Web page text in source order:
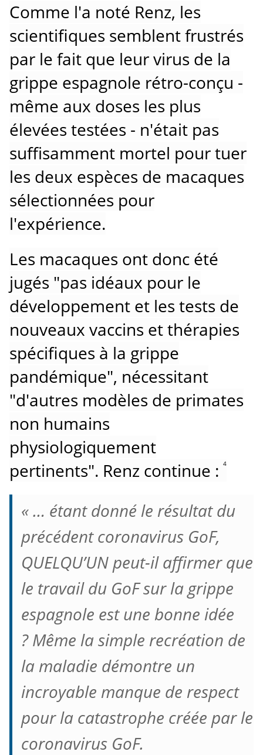
Comme l'a noté Renz, les
scientifiques semblent frustrés
par le fait que leur virus de la
grippe espagnole rétro-conçu -
même aux doses les plus
élevées testées - n'était pas
suffisamment mortel pour tuer
les deux espèces de macaques
sélectionnées pour
l'expérience.
Les macaques ont donc été
jugés "pas idéaux pour le
développement et les tests de
nouveaux vaccins et thérapies
spécifiques à la grippe
pandémique", nécessitant
"d'autres modèles de primates
non humains
physiologiquement
pertinents". Renz continue : 4
« … étant donné le résultat du
précédent coronavirus GoF,
QUELQU’UN peut-il affirmer que
le travail du GoF sur la grippe
espagnole est une bonne idée
?Même la simple recréation de
la maladie démontre un
incroyable manque de respect
pour la catastrophe créée par le
coronavirus GoF.